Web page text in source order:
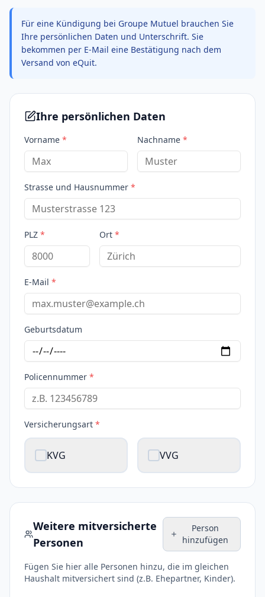
Für eine Kündigung bei Groupe Mutuel brauchen Sie
Ihre persönlichen Daten und Unterschrift. Sie
bekommen per E-Mail eine Bestätigung nach dem
Versand von eQuit.
Ihre persönlichen Daten
Vorname * Nachname *
Strasse und Hausnummer *
PLZ * Ort *
E-Mail *
Geburtsdatum
Policennummer *
Versicherungsart *
KVG VVG
Weitere mitversicherte
Personen
Person
hinzufügen
Fügen Sie hier alle Personen hinzu, die im gleichen
Haushalt mitversichert sind (z.B. Ehepartner, Kinder).